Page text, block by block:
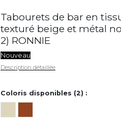
Tabourets de bar en
texturé beige et métal
2) RONNIE
Nouveau
Description détaillée
Coloris disponibles (2) :